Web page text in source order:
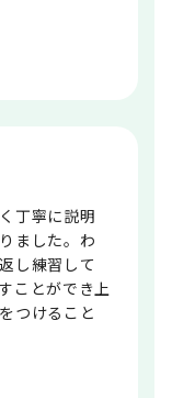
丁寧に説明
ました。わ
し練習して
ことができ上
つけること